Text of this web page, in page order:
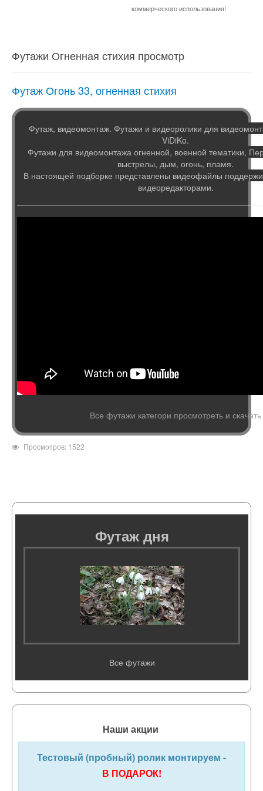
коммерческого использования!
Футажи Огненная стихия просмотр
Футаж Огонь 33, огненная стихия
Футаж, видеомонтаж. Футажи и видеоролики для
ViDiKo.
Футажи для видеомонтажа огненной, военной тематики,
выстрелы, дым, огонь, пламя.
В настоящей подборке представлены видеофайлы
видеоредакторами.
Все футажи категори просмотреть и скачать
Просмотров: 1522
Футаж дня
Все футажи
Наши акции
Тестовый (пробный) ролик монтируем -
В ПОДАРОК!